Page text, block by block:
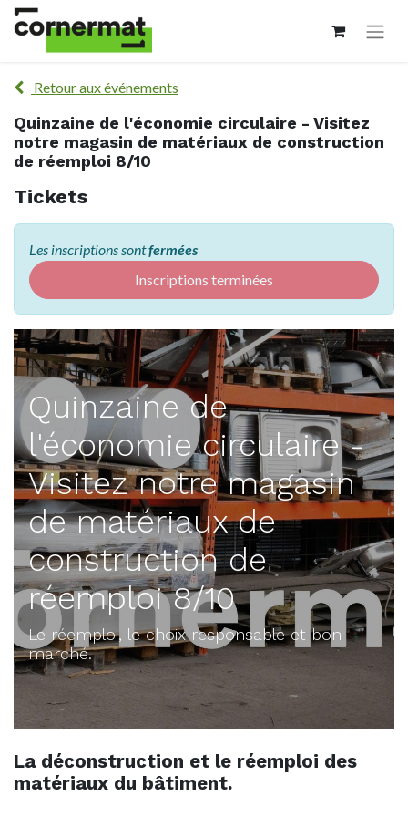
Retour aux événements
Quinzaine de l'économie circulaire - Visitez
notre magasin de matériaux de construction
de réemploi 8/10
Tickets
Les inscriptions sontfermées
Inscriptions terminées
Quinzaine de
l'économie circulaire -
Visitez notre magasin
de matériaux de
construction de
réemploi 8/10
Le réemploi, le choix responsable et bon
marché.
La déconstruction et le réemploi des
matériaux du bâtiment.